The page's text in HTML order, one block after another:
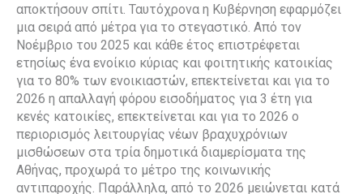
αποκτήσουν σπίτι. Ταυτόχρονα η Κυβέρνηση εφαρμόζει
μια σειρά από μέτρα για το στεγαστικό. Από τον
Νοέμβριο του 2025 και κάθε έτος επιστρέφεται
ετησίως ένα ενοίκιο κύριας και φοιτητικής κατοικίας
για το 80% των ενοικιαστών, επεκτείνεται και για το
2026 η απαλλαγή φόρου εισοδήματος για 3 έτη για
κενές κατοικίες, επεκτείνεται και για το 2026 ο
περιορισμός λειτουργίας νέων βραχυχρόνιων
μισθώσεων στα τρία δημοτικά διαμερίσματα της
Αθήνας, προχωρά το μέτρο της κοινωνικής
αντιπαροχής. Παράλληλα, από το 2026 μειώνεται κατά